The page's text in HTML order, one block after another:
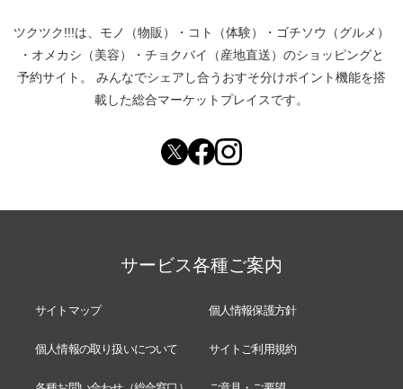
ツクツク!!!は、 モノ（物販） ・ コト（体験） ・ ゴチソウ（グルメ）
・ オメカシ（美容） ・ チョクバイ（産地直送） のショッピングと
予約サイト。
みんなでシェアし合う おすそ分けポイント機能を搭
載した総合マーケットプレイスです。
サービス各種ご案内
サイトマップ 個人情報保護方針
個人情報の取り扱いについて サイトご利用規約